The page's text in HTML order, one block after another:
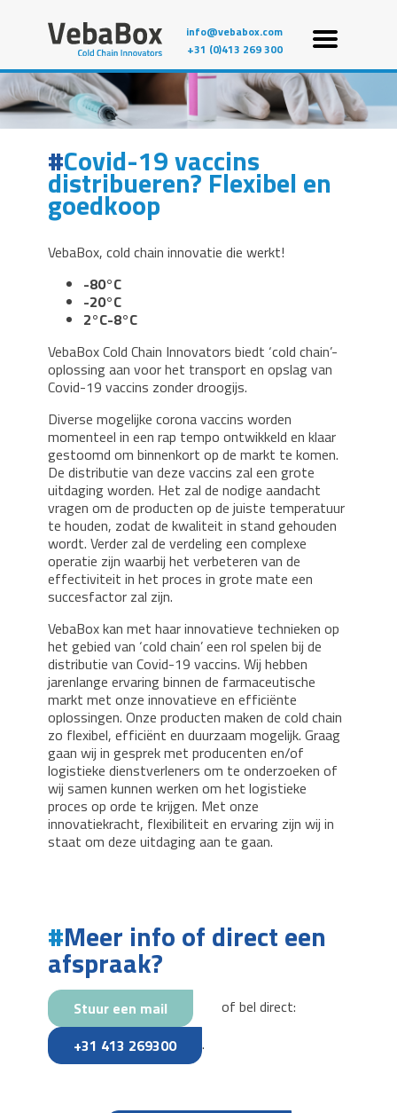
info@vebabox.com
+31 (0)413 269 300
Covid-19 vaccins
distribueren? Flexibel en
goedkoop
VebaBox, cold chain innovatie die werkt!
-80°C
-20°C
2°C-8°C
VebaBox Cold Chain Innovators biedt ‘cold chain’-
oplossing aan voor het transport en opslag van
Covid-19 vaccins zonder droogijs.
Diverse mogelijke corona vaccins worden
momenteel in een rap tempo ontwikkeld en klaar
gestoomd om binnenkort op de markt te komen.
De distributie van deze vaccins zal een grote
uitdaging worden. Het zal de nodige aandacht
vragen om de producten op de juiste temperatuur
te houden, zodat de kwaliteit in stand gehouden
wordt. Verder zal de verdeling een complexe
operatie zijn waarbij het verbeteren van de
effectiviteit in het proces in grote mate een
succesfactor zal zijn.
VebaBox kan met haar innovatieve technieken op
het gebied van ‘cold chain’ een rol spelen bij de
distributie van Covid-19 vaccins. Wij hebben
jarenlange ervaring binnen de farmaceutische
markt met onze innovatieve en efficiënte
oplossingen. Onze producten maken de cold chain
zo flexibel, efficiënt en duurzaam mogelijk. Graag
gaan wij in gesprek met producenten en/of
logistieke dienstverleners om te onderzoeken of
wij samen kunnen werken om het logistieke
proces op orde te krijgen. Met onze
innovatiekracht, flexibiliteit en ervaring zijn wij in
staat om deze uitdaging aan te gaan.
Meer info of direct een
afspraak?
Stuur een mail
of bel direct:
+31 413 269300
.